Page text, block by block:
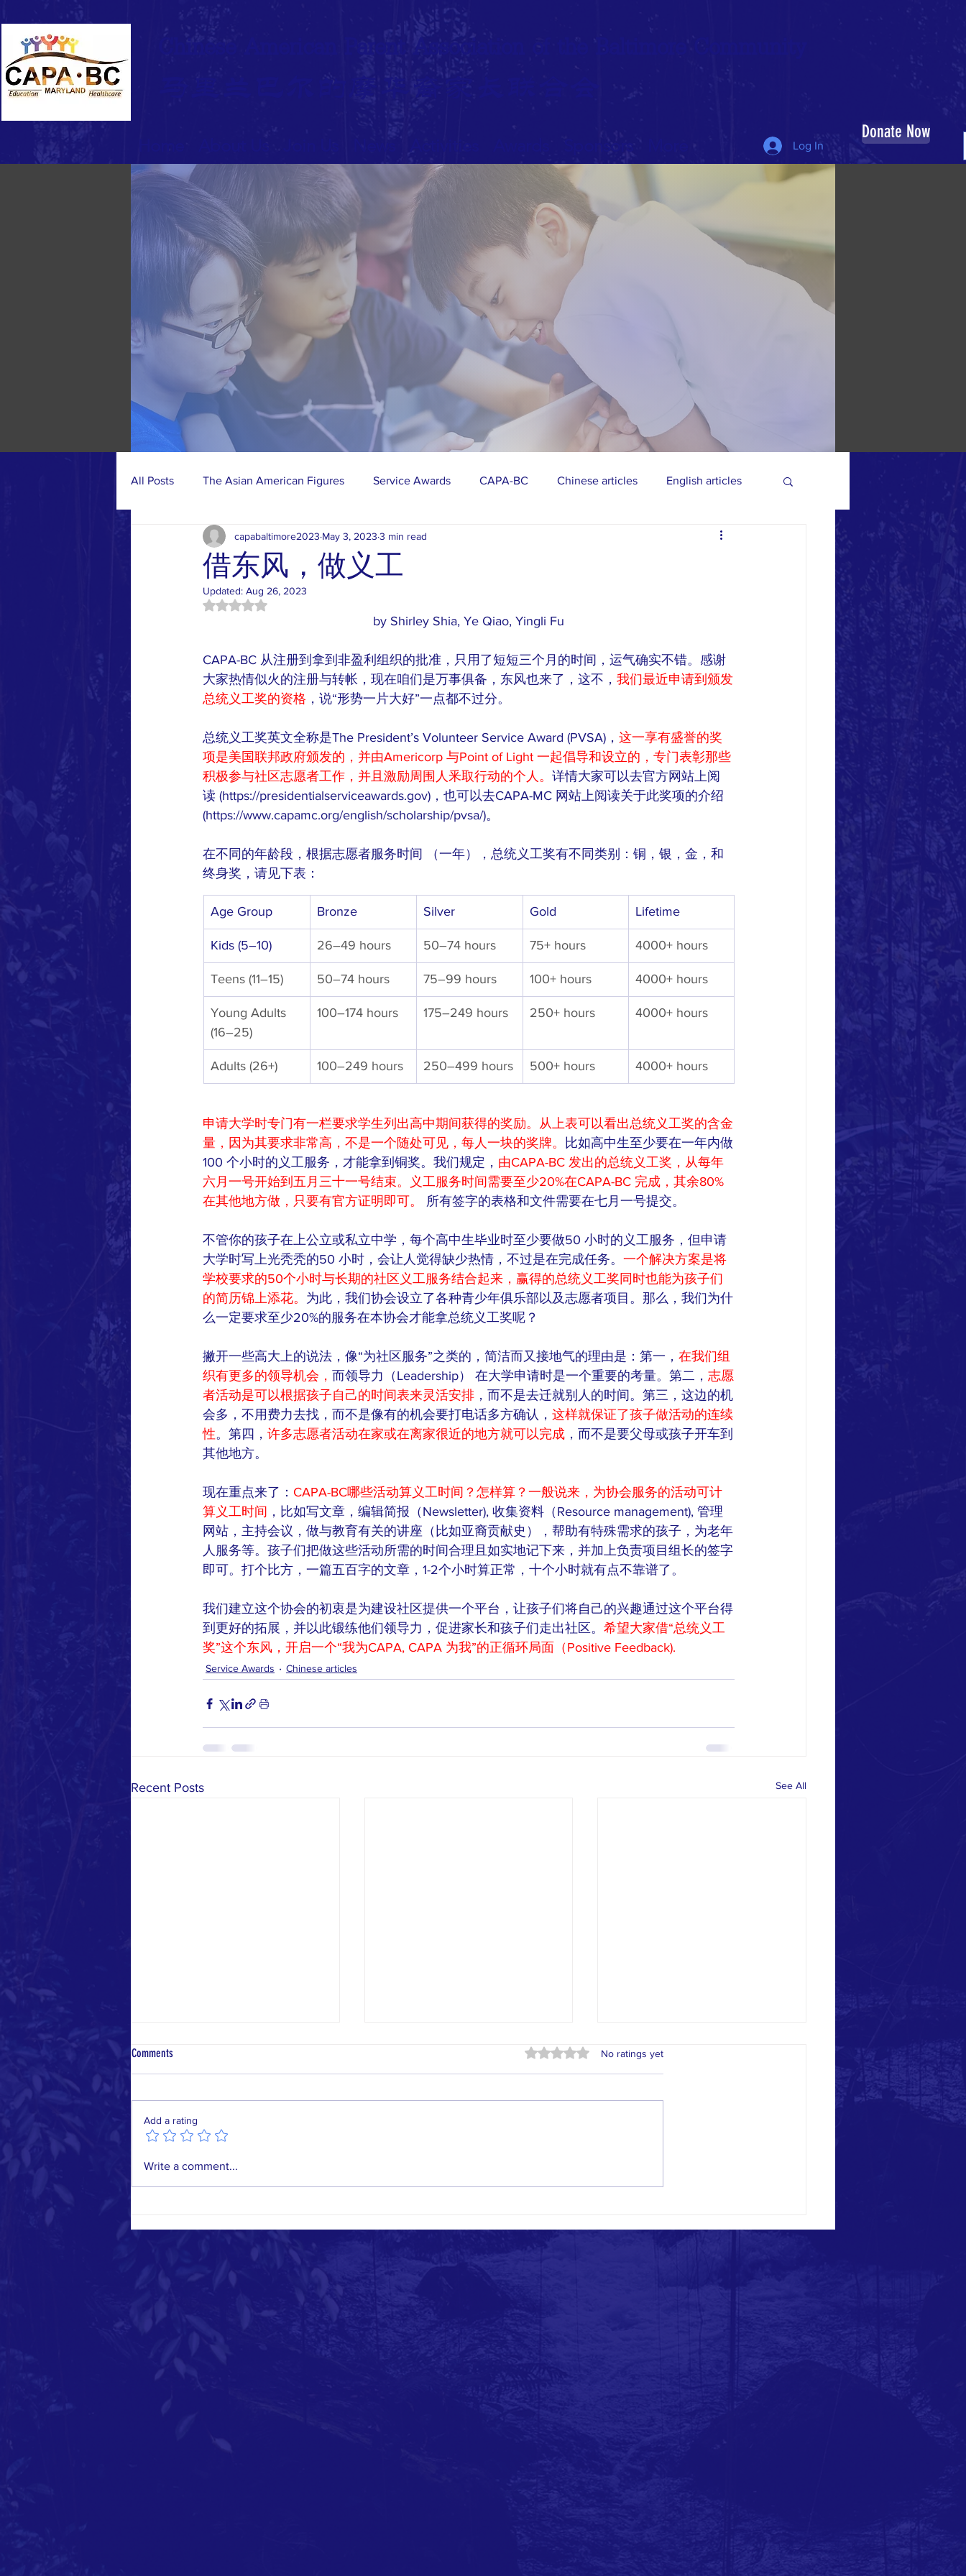
t Association of the Baltimore Community
马里兰巴尔的 摩华裔家长联合会
Activities Sponsors Log In
Donate Now
All Posts The Asian American Figures Service Awards CAPA-BC Chinese articles English articles
Photo Gallery CAPA-BC Activities AAPI
借东风，做义工
capabaltimore2023 May 3, 2023 3 min read
Updated: Aug 26, 2023
Rated NaN out of 5 stars.
by Shirley Shia, Ye Qiao, Yingli Fu
CAPA-BC 从注册到拿到非盈利组织的批准，只用了短短三个月的时间，运气确实不错。感谢
大家热情似火的注册与转帐，现在咱们是万事俱备，东风也来了，这不， 我们最近申请到颁发
总统义工奖的资格 ，说“形势一片大好”一点都不过分。
总统义工奖英文全称是The President’s Volunteer Service Award (PVSA)， 这一享有盛誉的奖
项是美国联邦政府颁发的，并由Americorp 与Point of Light 一起倡导和设立的，专门表彰那些
积极参与社区志愿者工作，并且激励周围人釆取行动的个人。 详情大家可以去官方网站上阅
读 (https://presidentialserviceawards.gov)，也可以去CAPA-MC 网站上阅读关于此奖项的介绍
(https://www.capamc.org/english/scholarship/pvsa/)。
在不同的年龄段，根据志愿者服务时间 （一年），总统义工奖有不同类别：铜，银，金，和
终身奖，请见下表：
Age Group Bronze Silver Gold Lifetime
Kids (5–10) 26–49 hours 50–74 hours 75+ hours 4000+ hours
Teens (11–15) 50–74 hours 75–99 hours 100+ hours 4000+ hours
Young Adults
(16–25)
100–174 hours 175–249 hours 250+ hours 4000+ hours
Adults (26+) 100–249 hours 250–499 hours 500+ hours 4000+ hours
申请大学时专门有一栏要求学生列出高中期间获得的奖励。从上表可以看出总统义工奖的含金
量，因为其要求非常高，不是一个随处可见，每人一块的奖牌。
比如高中生至少要在一年内做
100 个小时的义工服务，才能拿到铜奖。我们规定， 由CAPA-BC 发出的总统义工奖，从每年
六月一号开始到五月三十一号结束。义工服务时间需要至少20%在CAPA-BC 完成，其余80%
在其他地方做，只要有官方证明即可。
所有签字的表格和文件需要在七月一号提交。
不管你的孩子在上公立或私立中学，每个高中生毕业时至少要做50 小时的义工服务，但申请
大学时写上光秃秃的50 小时，会让人觉得缺少热情，不过是在完成任务。 一个解决方案是将
学校要求的50个小时与长期的社区义工服务结合起来，赢得的总统义工奖同时也能为孩子们
的简历锦上添花。 为此，我们协会设立了各种青少年俱乐部以及志愿者项目。那么，我们为什
么一定要求至少20%的服务在本协会才能拿总统义工奖呢？
撇开一些高大上的说法，像“为社区服务”之类的，简洁而又接地气的理由是：第一， 在我们组
织有更多的领导机会， 而领导力（Leadership） 在大学申请时是一个重要的考量。第二， 志愿
者活动是可以根据孩子自己的时间表来灵活安排 ，而不是去迁就别人的时间。第三，这边的机
会多，不用费力去找，而不是像有的机会要打电话多方确认， 这样就保证了孩子做活动的连续
性。第四， 许多志愿者活动在家或在离家很近的地方就可以完成 ，而不是要父母或孩子开车到
其他地方。
现在重点来了： CAPA-BC哪些活动算义工时间？怎样算？一般说来，为协会服务的活动可计
算义工时间 ，比如写文章，编辑简报（Newsletter), 收集资料（Resource management), 管理
网站，主持会议，做与教育有关的讲座（比如亚裔贡献史），帮助有特殊需求的孩子，为老年
人服务等。孩子们把做这些活动所需的时间合理且如实地记下来，并加上负责项目组长的签字
即可。打个比方，一篇五百字的文章，1-2个小时算正常，十个小时就有点不靠谱了。
我们建立这个协会的初衷是为建设社区提供一个平台，让孩子们将自己的兴趣通过这个平台得
到更好的拓展，并以此锻练他们领导力，促进家长和孩子们走出社区。 希望大家借“总统义工
奖”这个东风，开启一个“我为CAPA, CAPA 为我”的正循环局面（Positive Feedback).
Service Awards Chinese articles
Recent Posts See All
CAPA-BC 社区服务奖（Service
个学年！随着毕业季渐渐落下帷
幕，暑假接踵而至。希望孩子们在
享受暑假休息的同时，将自己的学
1. Please visit PVSA official site to
CAPA-BC 义工机会和如何计算义
Comments Rated 0 out of 5 stars.
No ratings yet
Add a rating
Write a comment...